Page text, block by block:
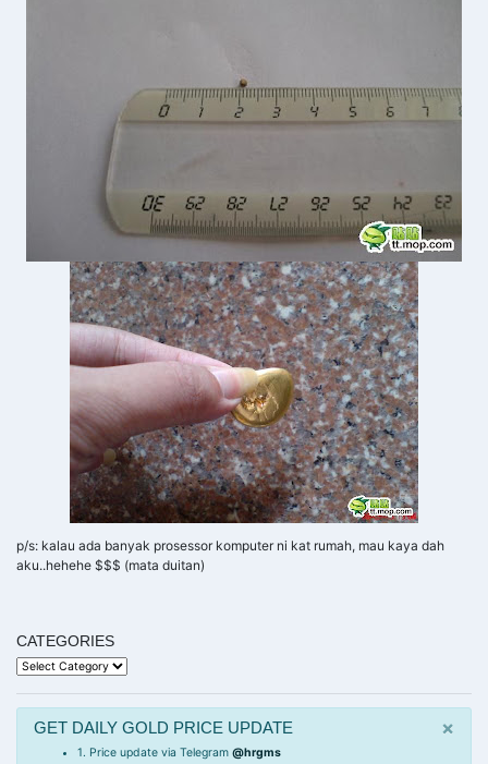
p/s: kalau ada banyak prosessor komputer ni kat rumah, mau kaya dah
aku..hehehe $$$ (mata duitan)
CATEGORIES
Categories
×
GET DAILY GOLD PRICE UPDATE
1. Price update via Telegram @hrgms